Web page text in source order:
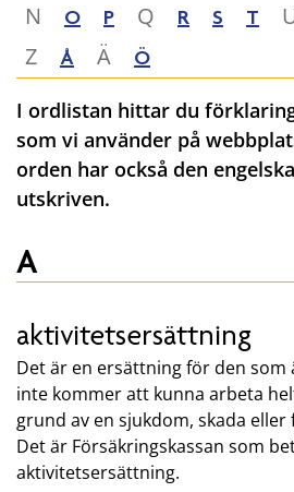
N O P Q R S T
Z
Å Ä Ö
I ordlistan hittar du
som vi använder på
orden har också den
utskriven.
A
aktivitetsersättning
Det är en ersättning för den som
inte kommer att kunna arbeta
grund av en sjukdom, skada
Det är Försäkringskassan som
aktivitetsersättning.